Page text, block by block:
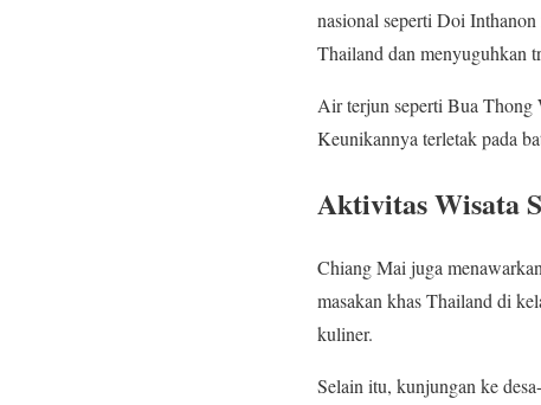
nasional seperti Doi
Thailand dan menyuguhkan
Air terjun seperti Bua Thong
Keunikannya terletak pada
Aktivitas Wisata
Chiang Mai juga
masakan khas Thailand di
kuliner.
Selain itu, kunjungan ke